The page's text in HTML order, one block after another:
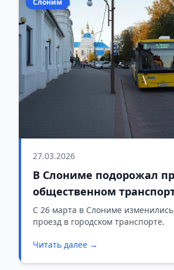
Слоним
27.03.2026
В Слониме подорожал
общественном
С 26 марта в Слониме
проезд в городском транспорте.
Читать далее →